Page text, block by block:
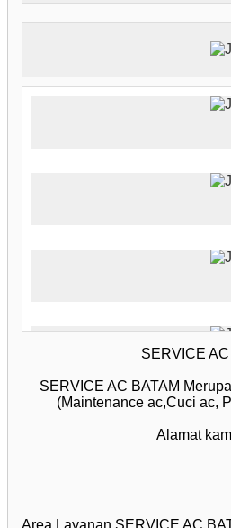
SERVICE
SERVICE AC BATAM
(Maintenance ac,Cuci ac,
Alamat
Area Layanan SERVICE AC